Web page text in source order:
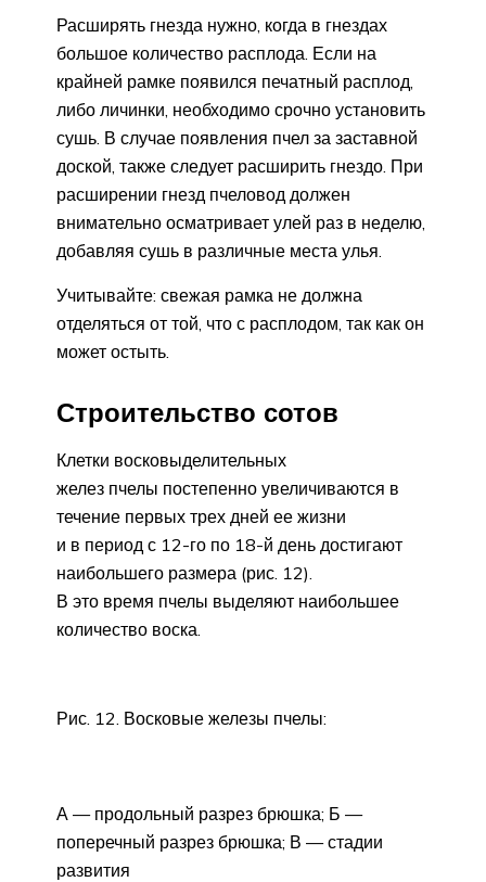
Расширять гнезда нужно, когда в гнездах
большое количество расплода. Если на
крайней рамке появился печатный расплод,
либо личинки, необходимо срочно установить
сушь. В случае появления пчел за заставной
доской, также следует расширить гнездо. При
расширении гнезд пчеловод должен
внимательно осматривает улей раз в неделю,
добавляя сушь в различные места улья.
Учитывайте: свежая рамка не должна
отделяться от той, что с расплодом, так как он
может остыть.
Строительство сотов
Клетки восковыделительных
желез пчелы постепенно увеличиваются в
течение первых трех дней ее жизни
и в период с 12-го по 18-й день достигают
наибольшего размера (рис. 12).
В это время пчелы выделяют наибольшее
количество воска.
Рис. 12. Восковые железы пчелы:
А — продольный разрез брюшка; Б —
поперечный разрез брюшка; В — стадии
развития